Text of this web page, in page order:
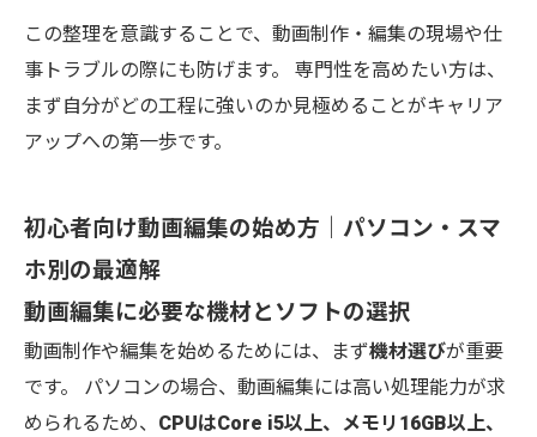
この整理を意識することで、動画制作・編集の現場や仕
事トラブルの際にも防げます。 専門性を高めたい方は、
まず自分がどの工程に強いのか見極めることがキャリア
アップへの第一歩です。
初心者向け動画編集の始め方｜パソコン・スマ
ホ別の最適解
動画編集に必要な機材とソフトの選択
動画制作や編集を始めるためには、まず機材選びが重要
です。 パソコンの場合、動画編集には高い処理能力が求
められるため、 CPUはCore i5以上、メモリ16GB以上、